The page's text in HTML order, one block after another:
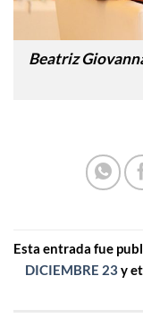
Beatriz
Esta entrada fue
DICIEMBRE 23y